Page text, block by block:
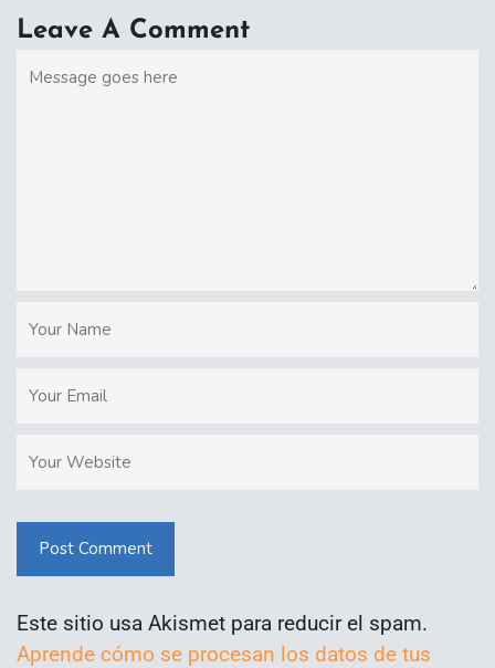
Leave A Comment
Post Comment
Este sitio usa Akismet para reducir el spam.
Aprende cómo se procesan los datos de tus